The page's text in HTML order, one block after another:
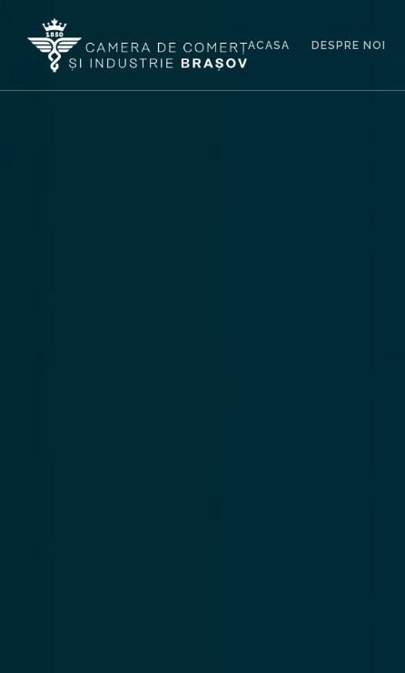
ACASA DESPRE NOI